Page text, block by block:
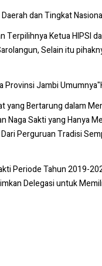
dan Tingkat
Ketua HIPSI
Selain itu
Provinsi Jambi
yang Bertarung dalam
Naga Sakti yang Hanya
Perguruan Tradisi
Periode Tahun 2019-
Delegasi untuk